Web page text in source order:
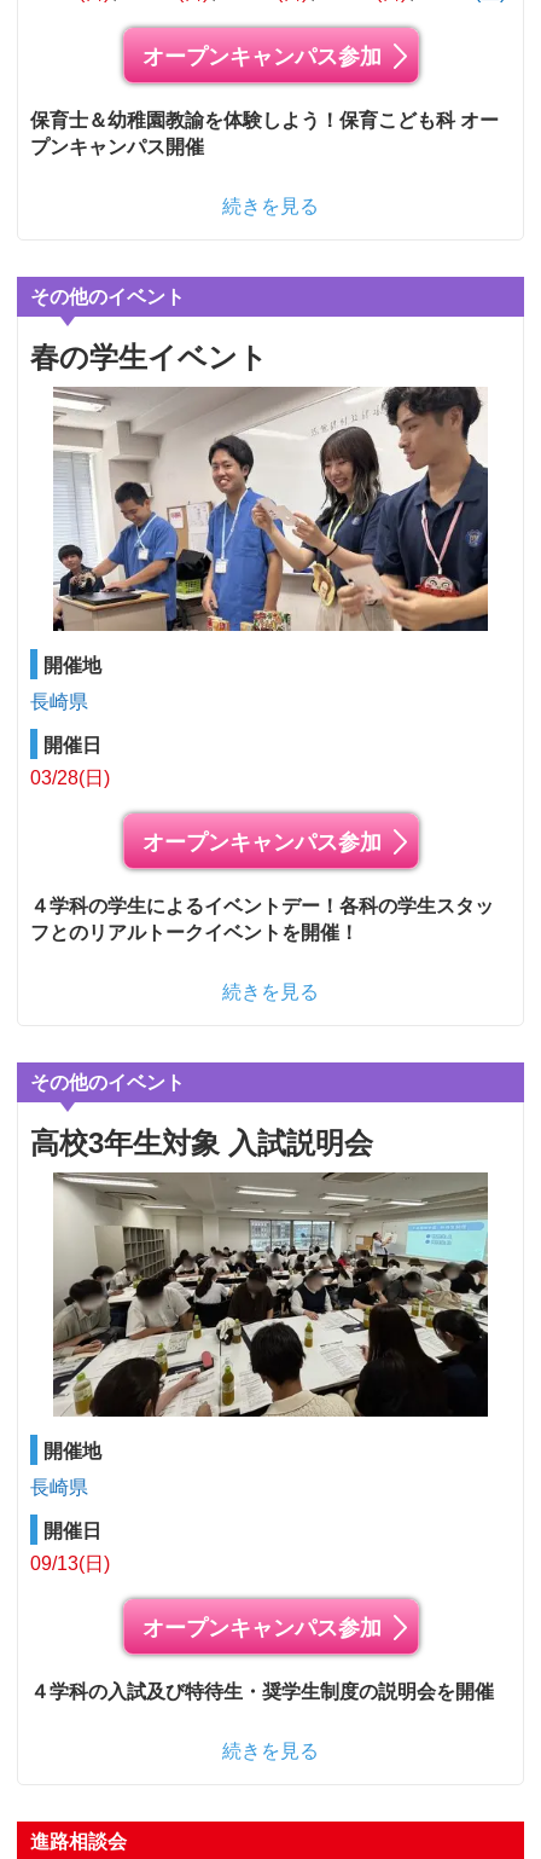
オープンキャンパス参加
保育士＆幼稚園教諭を体験しよう！保育こども科 オー
プンキャンパス開催
続きを見る
その他のイベント
春の学生イベント
開催地
長崎県
開催日
03/28(日)
オープンキャンパス参加
４学科の学生によるイベントデー！各科の学生スタッ
フとのリアルトークイベントを開催！
続きを見る
その他のイベント
高校3年生対象 入試説明会
開催地
長崎県
開催日
09/13(日)
オープンキャンパス参加
４学科の入試及び特待生・奨学生制度の説明会を開催
続きを見る
進路相談会